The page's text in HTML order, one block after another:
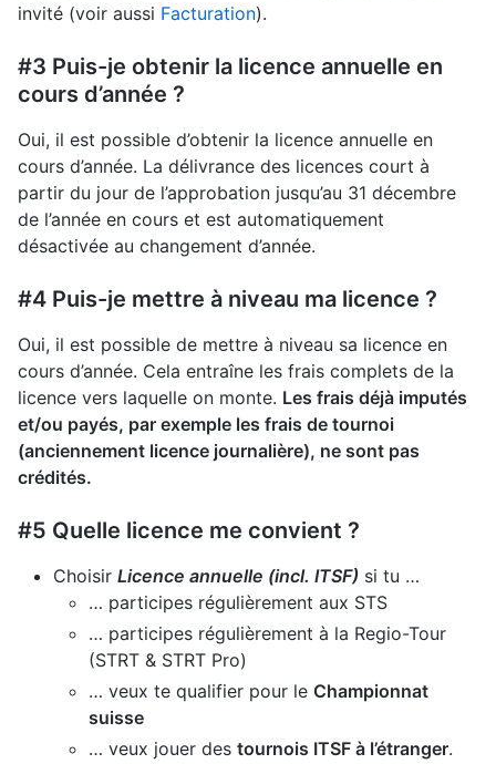
invité (voir aussi Facturation).
#3 Puis-je obtenir la licence annuelle en
cours d’année ?
Oui, il est possible d’obtenir la licence annuelle en
cours d’année. La délivrance des licences court à
partir du jour de l’approbation jusqu’au 31 décembre
de l’année en cours et est automatiquement
désactivée au changement d’année.
#4 Puis-je mettre à niveau ma licence ?
Oui, il est possible de mettre à niveau sa licence en
cours d’année. Cela entraîne les frais complets de la
licence vers laquelle on monte. Les frais déjà imputés
et/ou payés, par exemple les frais de tournoi
(anciennement licence journalière), ne sont pas
crédités.
#5 Quelle licence me convient ?
Choisir Licence annuelle (incl. ITSF) si tu …
… participes régulièrement aux STS
… participes régulièrement à la Regio-Tour
(STRT & STRT Pro)
… veux te qualifier pour le Championnat
suisse
… veux jouer des tournois ITSF à l’étranger.